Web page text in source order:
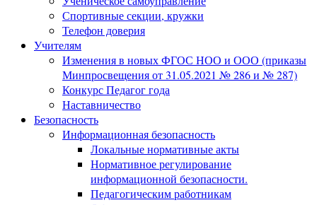
Спортивные секции, кружки
Телефон доверия
Учителям
Изменения в новых ФГОС НОО и ООО (приказы
Минпросвещения от 31.05.2021 № 286 и № 287)
Конкурс Педагог года
Наставничество
Безопасность
Информационная безопасность
Локальные нормативные акты
Нормативное регулирование
информационной безопасности.
Педагогическим работникам